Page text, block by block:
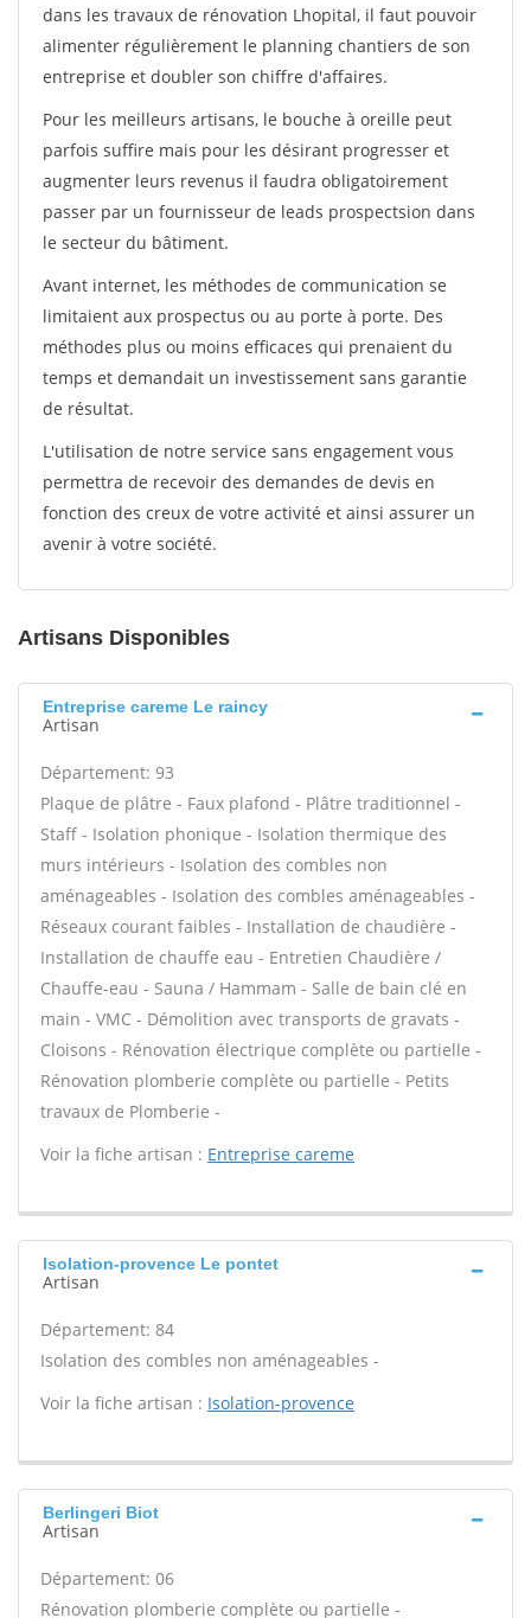
dans les travaux de rénovation Lhopital, il faut pouvoir
alimenter régulièrement le planning chantiers de son
entreprise et doubler son chiffre d'affaires.
Pour les meilleurs artisans, le bouche à oreille peut
parfois suffire mais pour les désirant progresser et
augmenter leurs revenus il faudra obligatoirement
passer par un fournisseur de leads prospectsion dans
le secteur du bâtiment.
Avant internet, les méthodes de communication se
limitaient aux prospectus ou au porte à porte. Des
méthodes plus ou moins efficaces qui prenaient du
temps et demandait un investissement sans garantie
de résultat.
L'utilisation de notre service sans engagement vous
permettra de recevoir des demandes de devis en
fonction des creux de votre activité et ainsi assurer un
avenir à votre société.
Artisans Disponibles
Entreprise careme Le raincy
Artisan
Département: 93
Plaque de plâtre - Faux plafond - Plâtre traditionnel -
Staff - Isolation phonique - Isolation thermique des
murs intérieurs - Isolation des combles non
aménageables - Isolation des combles aménageables -
Réseaux courant faibles - Installation de chaudière -
Installation de chauffe eau - Entretien Chaudière /
Chauffe-eau - Sauna / Hammam - Salle de bain clé en
main - VMC - Démolition avec transports de gravats -
Cloisons - Rénovation électrique complète ou partielle -
Rénovation plomberie complète ou partielle - Petits
travaux de Plomberie -
Voir la fiche artisan : Entreprise careme
Isolation-provence Le pontet
Artisan
Département: 84
Isolation des combles non aménageables -
Voir la fiche artisan : Isolation-provence
Berlingeri Biot
Artisan
Département: 06
Rénovation plomberie complète ou partielle -